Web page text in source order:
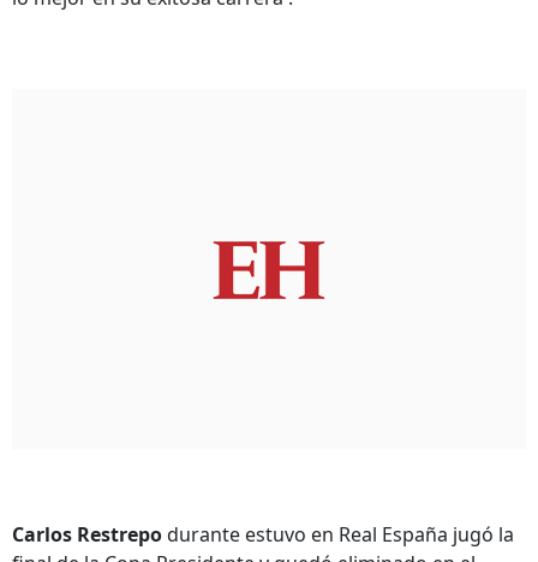
Carlos Restrepodurante estuvo en Real España jugó la